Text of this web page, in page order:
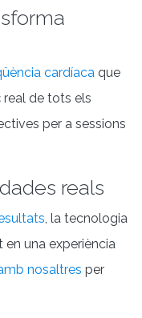
cardíaca que
de tots els
per a sessions
reals
, la tecnologia
una experiència
nosaltres per